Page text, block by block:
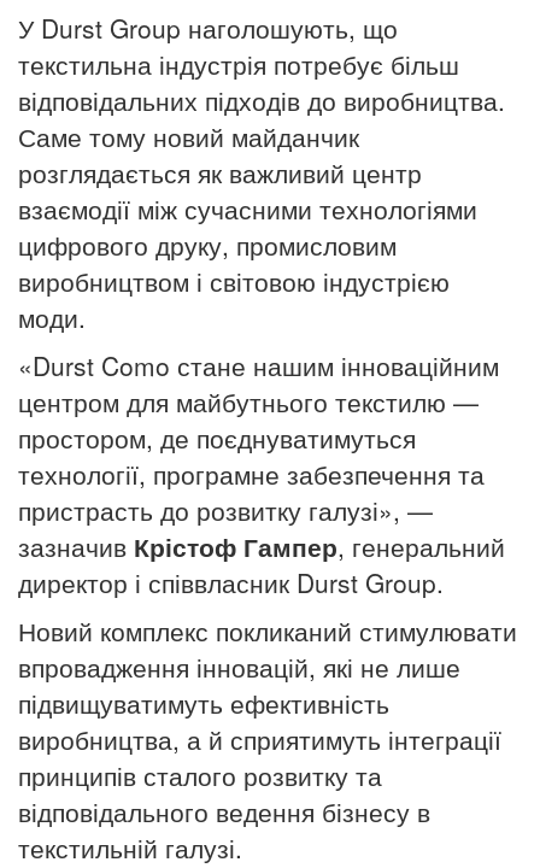
У Durst Group наголошують, що
текстильна індустрія потребує більш
відповідальних підходів до виробництва.
Саме тому новий майданчик
розглядається як важливий центр
взаємодії між сучасними технологіями
цифрового друку, промисловим
виробництвом і світовою індустрією
моди.
«Durst Como стане нашим інноваційним
центром для майбутнього текстилю —
простором, де поєднуватимуться
технології, програмне забезпечення та
пристрасть до розвитку галузі», —
зазначив Крістоф Гампер, генеральний
директор і співвласник Durst Group.
Новий комплекс покликаний стимулювати
впровадження інновацій, які не лише
підвищуватимуть ефективність
виробництва, а й сприятимуть інтеграції
принципів сталого розвитку та
відповідального ведення бізнесу в
текстильній галузі.